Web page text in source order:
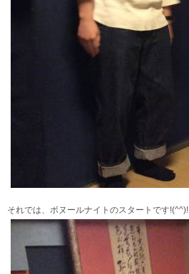
それでは、ボヌールナイトのスタートです!(^^)!